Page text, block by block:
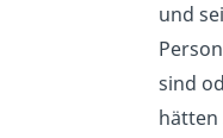
und
sind
hätten